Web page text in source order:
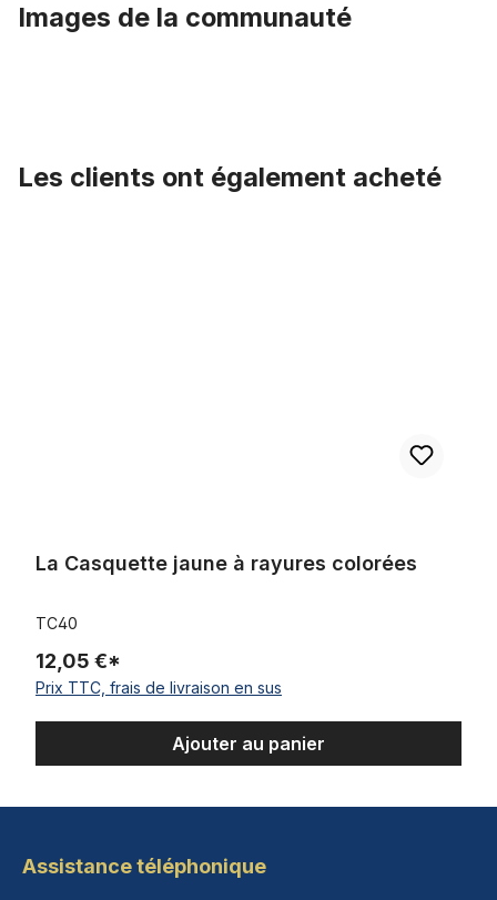
Images de la communauté
Les clients ont également acheté
La Casquette jaune à rayures colorées
TC40
12,05 €*
Prix TTC, frais de livraison en sus
Ajouter au panier
Assistance téléphonique